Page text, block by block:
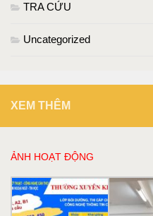
TRA CỨU
Uncategorized
XEM THÊM
ẢNH HOẠT ĐỘNG